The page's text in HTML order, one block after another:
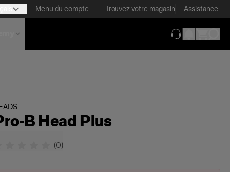
Menu du compte Trouvez votre magasin Assistance
B Head Plus
(0)